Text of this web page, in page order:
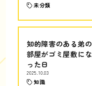
未分類
知的障害のある弟の
部屋がゴミ屋敷にな
った日
2025.10.03
知識